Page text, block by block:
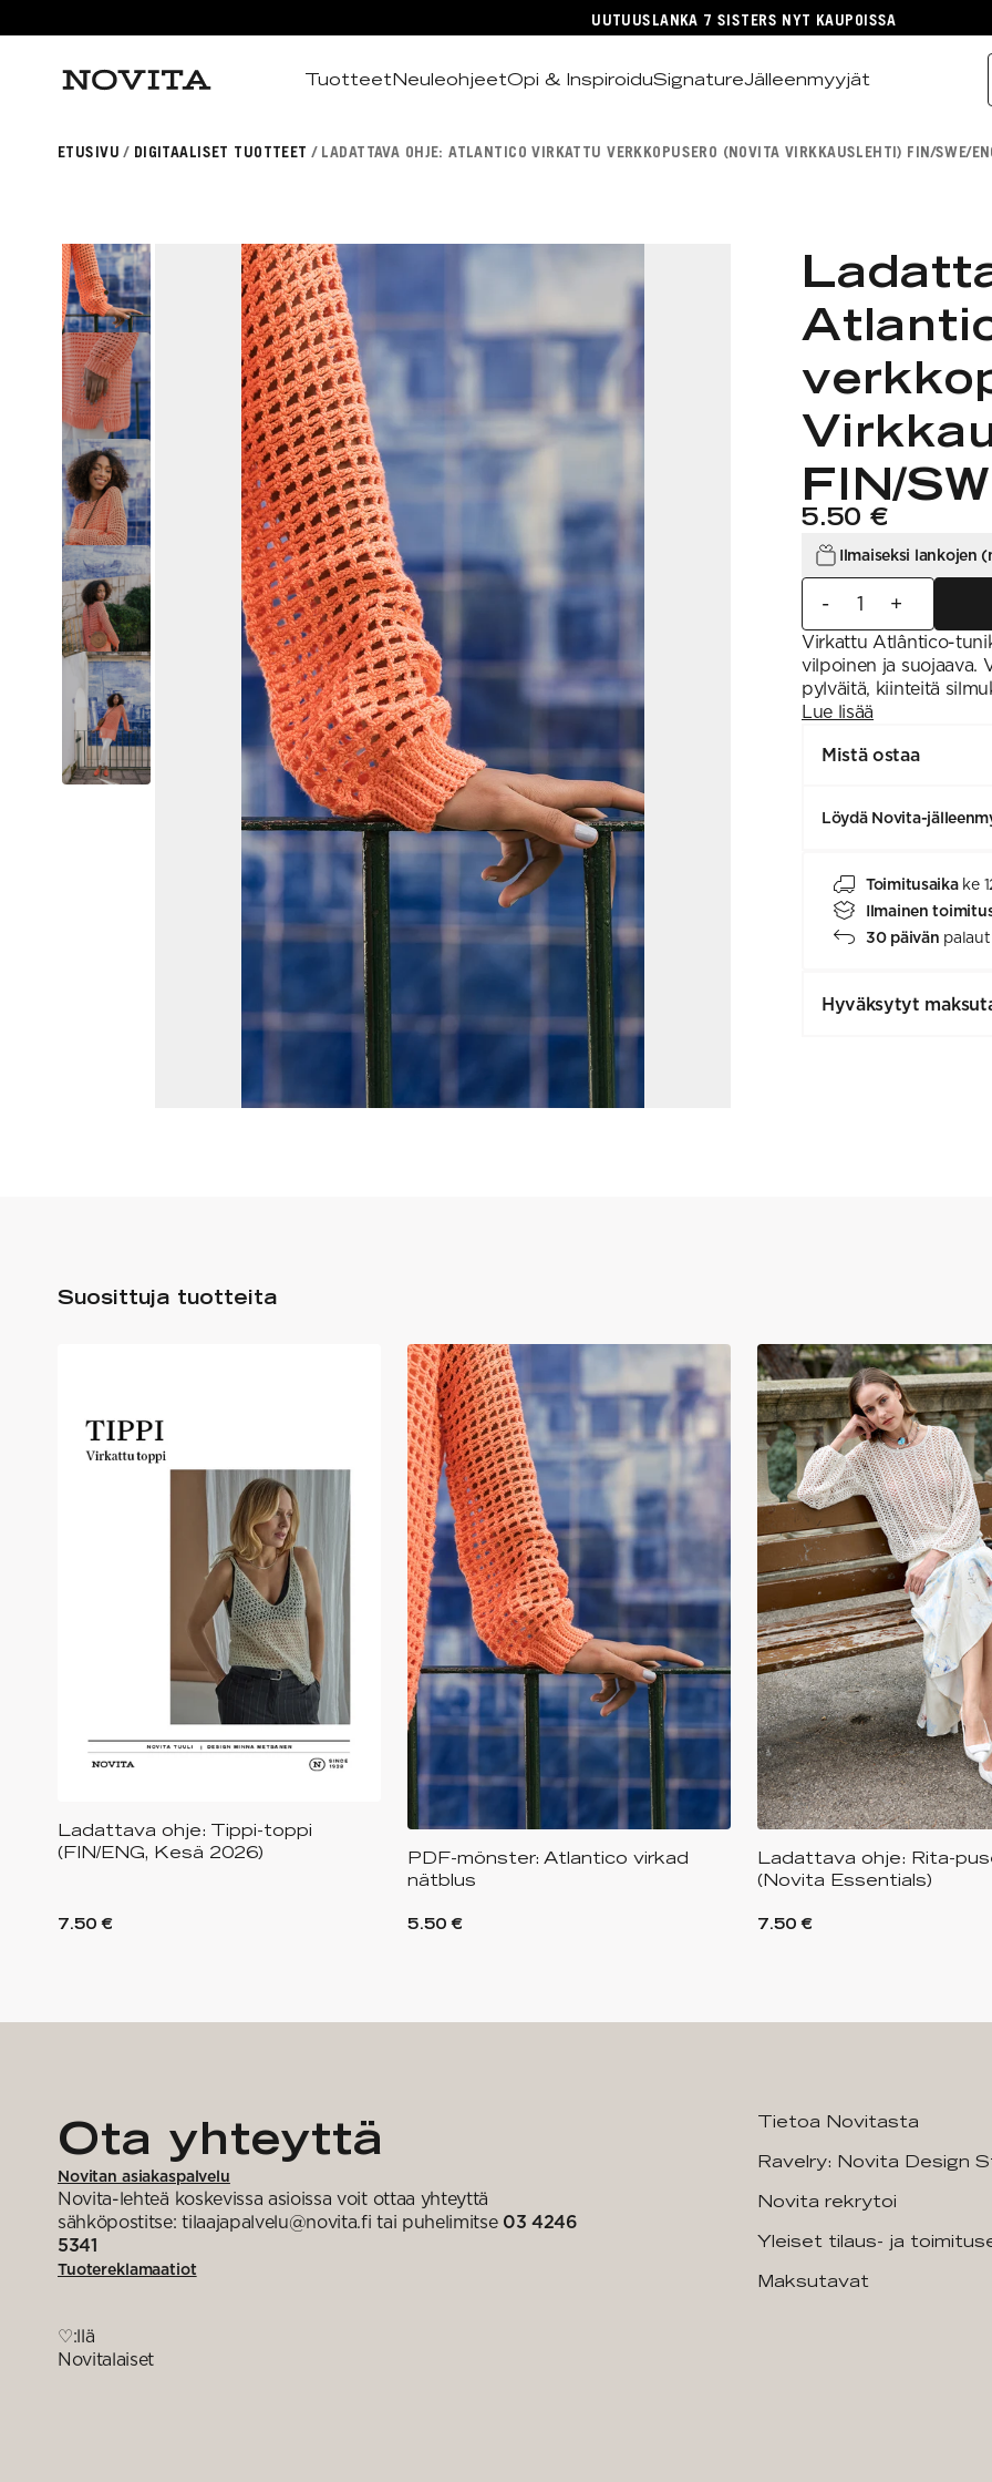
UUTUUSLANKA 7 SISTERS NYT KAUPOISSA
TuotteetNeuleohjeetOpi & InspiroiduSignatureJälleenmyyjät
ETUSIVU DIGITAALISET TUOTTEET LADATTAVA OHJE: ATLANTICO VIRKATTU VERKKOPUSERO (NOVITA VIRKKAUSLEHTI) FIN/SWE/
FIN/
5.50 €
Ilmaiseksi lankojen
- +
Virkattu Atlântico-
vilpoinen ja suojaava.
pylväitä, kiinteitä
Lue lisää
Mistä ostaa
Löydä Novita-
Toimitusaika ke
Ilmainen
30 päivän
Hyväksytyt
Suosittuja tuotteita
Ladattava ohje: Tippi-toppi
(FIN/ENG, Kesä 2026)
7.50 €
PDF-mönster: Atlantico virkad
nätblus
5.50 €
Ladattava ohje: Rita-
(Novita Essentials)
7.50 €
Ota yhteyttä
Novitan asiakaspalvelu
Novita-lehteä koskevissa asioissa voit ottaa yhteyttä
sähköpostitse: tilaajapalvelu@novita.fi tai puhelimitse 03 4246
5341
Tuotereklamaatiot
♡:llä
Novitalaiset
Tietoa Novitasta
Ravelry: Novita Design
Novita rekrytoi
Yleiset tilaus- ja
Maksutavat